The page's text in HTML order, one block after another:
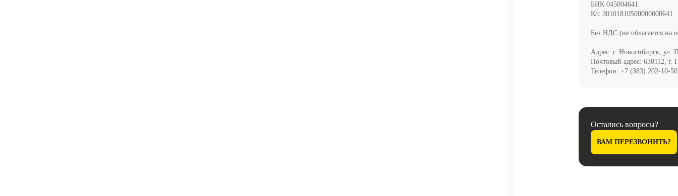
БИК 045004641
К/с 30101810500000000641
Без НДС (не облагается на
Адрес: г. Новосибирск, ул.
Почтовый адрес: 630112, г.
Телефон: +7 (383) 202-10-
Остались вопросы?
ВАМ ПЕРЕЗВОНИТЬ?